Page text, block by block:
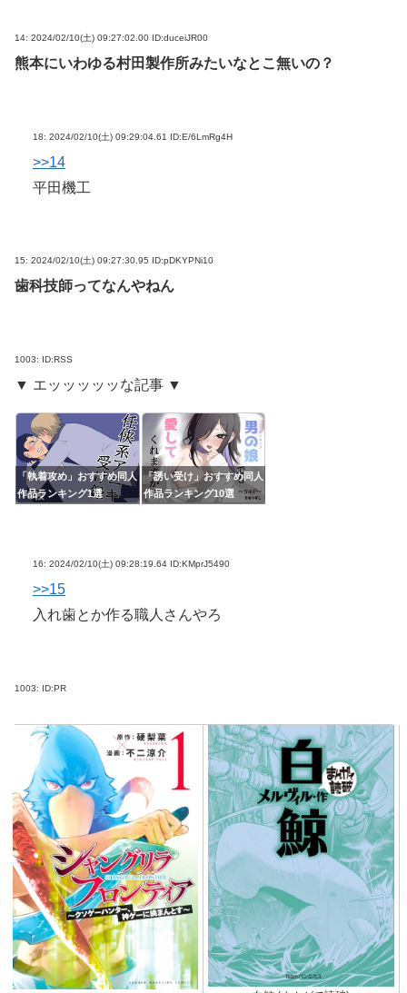
14: 2024/02/10(土) 09:27:02.00 ID:duceiJR00
熊本にいわゆる村田製作所みたいなとこ無いの？
18: 2024/02/10(土) 09:29:04.61 ID:E/6LmRg4H
>>14
平田機工
15: 2024/02/10(土) 09:27:30.95 ID:pDKYPNi10
歯科技師ってなんやねん
1003: ID:RSS
▼ エッッッッッな記事 ▼
「執着攻め」おすすめ同人
作品ランキング1選
「誘い受け」おすすめ同人
作品ランキング10選
16: 2024/02/10(土) 09:28:19.64 ID:KMprJ5490
>>15
入れ歯とか作る職人さんやろ
1003: ID:PR